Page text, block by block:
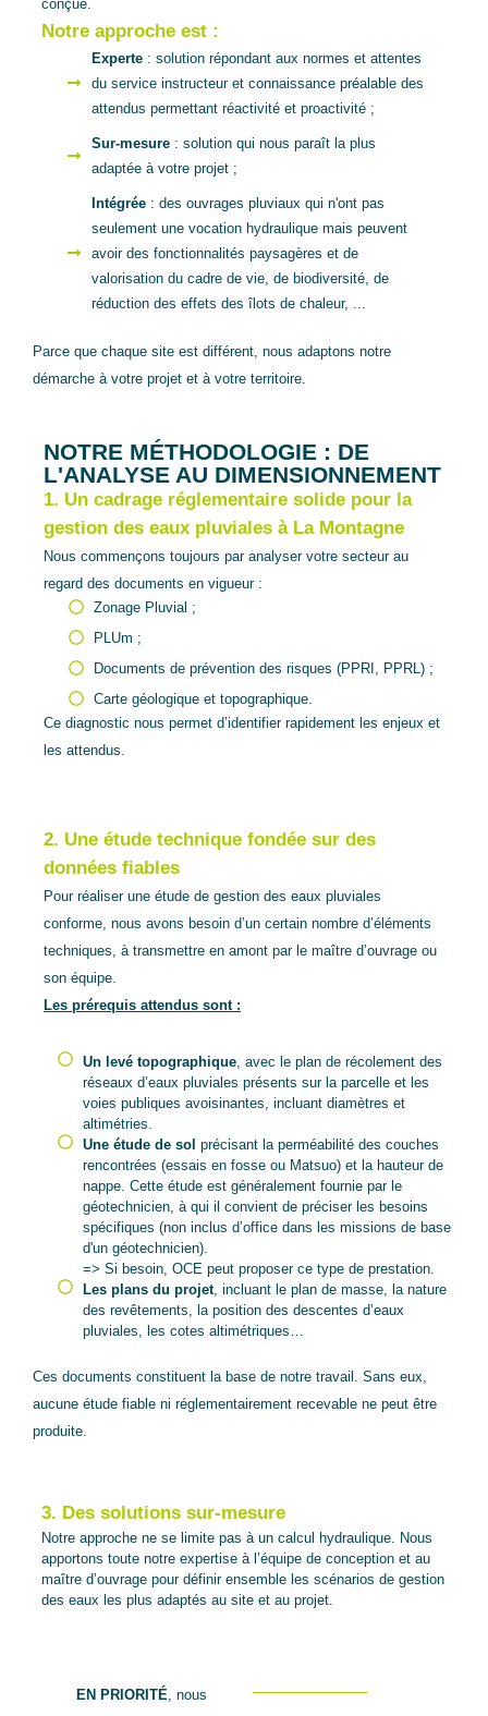
conçue.
Notre approche est :
Experte : solution répondant aux normes et attentes
du service instructeur et connaissance préalable des
attendus permettant réactivité et proactivité ;
Sur-mesure: solution qui nous paraît la plus
adaptée à votre projet ;
Intégrée: des ouvrages pluviaux qui n'ont pas
seulement une vocation hydraulique mais peuvent
avoir des fonctionnalités paysagères et de
valorisation du cadre de vie, de biodiversité, de
réduction des effets des îlots de chaleur, ...
Parce que chaque site est différent, nous adaptons notre
démarche à votre projet et à votre territoire.
NOTRE MÉTHODOLOGIE : DE
L'ANALYSE AU DIMENSIONNEMENT
1. Un cadrage réglementaire solide pour la
gestion des eaux pluviales à La Montagne
Nous commençons toujours par analyser votre secteur au
regard des documents en vigueur :
Zonage Pluvial ;
PLUm ;
Documents de prévention des risques (PPRI, PPRL) ;
Carte géologique et topographique.
Ce diagnostic nous permet d’identifier rapidement les enjeux et
les attendus.
2. Une étude technique fondée sur des
données fiables
Pour réaliser une étude de gestion des eaux pluviales
conforme, nous avons besoin d’un certain nombre d’éléments
techniques, à transmettre en amont par le maître d’ouvrage ou
son équipe.
Les prérequis attendus sont :
Un levé topographique, avec le plan de récolement des
réseaux d’eaux pluviales présents sur la parcelle et les
voies publiques avoisinantes, incluant diamètres et
altimétries.
Une étude de sol précisant la perméabilité des couches
rencontrées (essais en fosse ou Matsuo) et la hauteur de
nappe. Cette étude est généralement fournie par le
géotechnicien, à qui il convient de préciser les besoins
spécifiques (non inclus d’office dans les missions de base
d'un géotechnicien).
=> Si besoin, OCE peut proposer ce type de prestation.
Les plans du projet, incluant le plan de masse, la nature
des revêtements, la position des descentes d’eaux
pluviales, les cotes altimétriques…
Ces documents constituent la base de notre travail. Sans eux,
aucune étude fiable ni réglementairement recevable ne peut être
produite.
3. Des solutions sur-mesure
Notre approche ne se limite pas à un calcul hydraulique. Nous
apportons toute notre expertise à l’équipe de conception et au
maître d’ouvrage pour définir ensemble les scénarios de gestion
des eaux les plus adaptés au site et au projet.
EN PRIORITÉ , nous